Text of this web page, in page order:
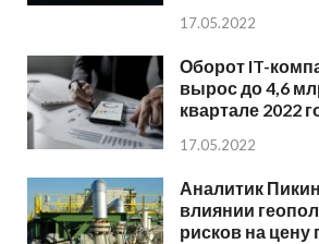
17.05.2022
Оборот IT-
вырос до 4,6
квартале 2022
17.05.2022
Аналитик
влиянии
рисков на цену